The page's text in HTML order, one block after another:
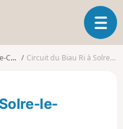
O
u
v
Circuit du Biau Ri à Solre-le-Château
le-